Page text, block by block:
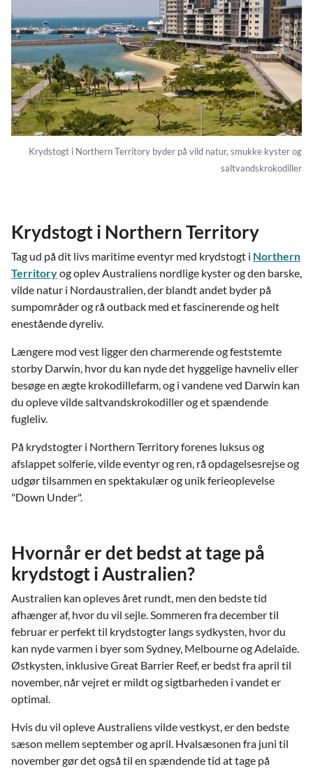
Krydstogt i Northern Territory byder på vild natur, smukke kyster og
saltvandskrokodiller
Krydstogt i Northern Territory
Tag ud på dit livs maritime eventyr med krydstogt i Northern
Territoryog oplev Australiens nordlige kyster og den barske,
vilde natur i Nordaustralien, der blandt andet byder på
sumpområder og rå outback med et fascinerende og helt
enestående dyreliv.
Længere mod vest ligger den charmerende og feststemte
storby Darwin, hvor du kan nyde det hyggelige havneliv eller
besøge en ægte krokodillefarm, og i vandene ved Darwin kan
du opleve vilde saltvandskrokodiller og et spændende
fugleliv.
På krydstogter i Northern Territory forenes luksus og
afslappet solferie, vilde eventyr og ren, rå opdagelsesrejse og
udgør tilsammen en spektakulær og unik ferieoplevelse
"Down Under".
Hvornår er det bedst at tage på
krydstogt i Australien?
Australien kan opleves året rundt, men den bedste tid
afhænger af, hvor du vil sejle. Sommeren fra december til
februar er perfekt til krydstogter langs sydkysten, hvor du
kan nyde varmen i byer som Sydney, Melbourne og Adelaide.
Østkysten, inklusive Great Barrier Reef, er bedst fra april til
november, når vejret er mildt og sigtbarheden i vandet er
optimal.
Hvis du vil opleve Australiens vilde vestkyst, er den bedste
sæson mellem september og april. Hvalsæsonen fra juni til
november gør det også til en spændende tid at tage på